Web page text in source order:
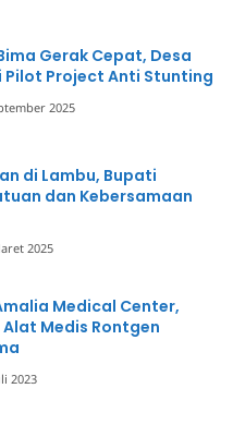
Gerak Cepat, Desa
Pilot Project Anti Stunting
2025
di Lambu, Bupati
dan Kebersamaan
2025
Medical Center,
Medis Rontgen
2023